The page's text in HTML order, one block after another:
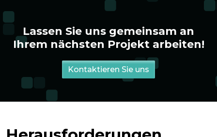
Lassen Sie uns gemeinsam an
Ihrem nächsten Projekt arbeiten!
Kontaktieren Sie uns